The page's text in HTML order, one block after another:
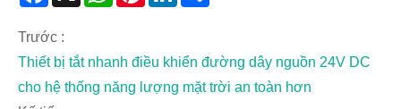
Trước :
Thiết bị tắt nhanh điều khiển đường dây nguồn 24V DC
cho hệ thống năng lượng mặt trời an toàn hơn